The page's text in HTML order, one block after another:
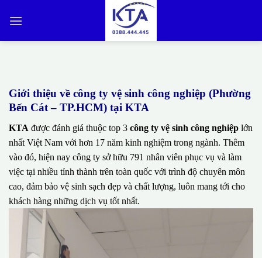
qua
Giới thiệu về công ty vệ sinh công nghiệp (Phường
Bến Cát – TP.HCM) tại KTA
KTA được đánh giá thuộc top 3 công ty vệ sinh công nghiệp lớn
nhất Việt Nam với hơn 17 năm kinh nghiệm trong ngành. Thêm
vào đó, hiện nay công ty sở hữu 791 nhân viên phục vụ và làm
việc tại nhiều tỉnh thành trên toàn quốc với trình độ chuyên môn
cao, đảm bảo vệ sinh sạch đẹp và chất lượng, luôn mang tới cho
khách hàng những dịch vụ tốt nhất.